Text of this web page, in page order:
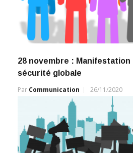
28 novembre :
sécurité globale
Par Communication 26/11/2020